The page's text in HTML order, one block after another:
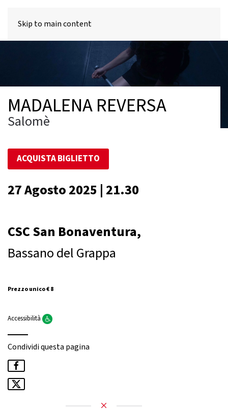
Skip to main content
MADALENA REVERSA
Salomè
ACQUISTA BIGLIETTO
27 Agosto 2025 | 21.30
CSC San Bonaventura,
Bassano del Grappa
Prezzo unico € 8
Accessibilità
Condividi questa pagina